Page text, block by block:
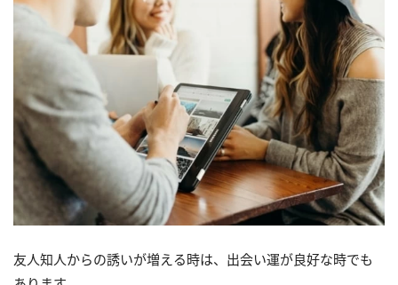
友人知人からの誘いが増える時は、出会い運が良好な時でも